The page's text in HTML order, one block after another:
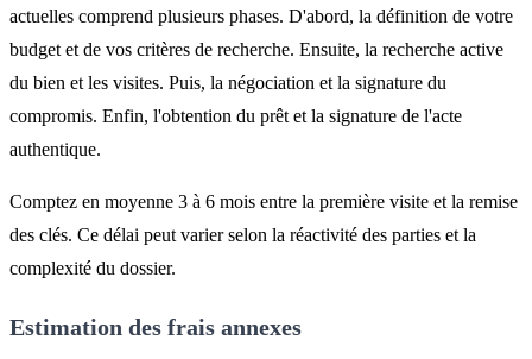
actuelles comprend plusieurs phases. D'abord, la définition de votre
budget et de vos critères de recherche. Ensuite, la recherche active
du bien et les visites. Puis, la négociation et la signature du
compromis. Enfin, l'obtention du prêt et la signature de l'acte
authentique.
Comptez en moyenne 3 à 6 mois entre la première visite et la remise
des clés. Ce délai peut varier selon la réactivité des parties et la
complexité du dossier.
Estimation des frais annexes